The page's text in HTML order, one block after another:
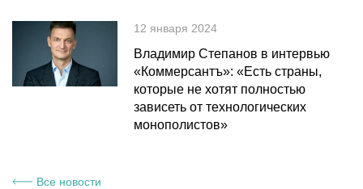
12 января 2024
Владимир Степанов в интервью
«Коммерсантъ»: «Есть страны,
которые не хотят полностью
зависеть от технологических
монополистов»
Все новости